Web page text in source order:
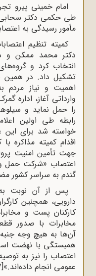
امام خمینی پیرو
طی حکمی دکتر
مأمور رسیدگی به
کمیته تنظیم
دکتر محمد ممکن‌ و
انتخاب‌ کرد و
تشکیل‌ داد. در
اهمیت‌ و نیاز مردم‌
وارداتی‌ آغاز، اداره‌
را حمل‌ نماید و
رابطه‌ طی‌ اولین‌
خواسته‌ شد برای‌ این‌
اقدام‌ کمیته‌ مذاکره‌
جهت‌ تأمین‌ امنیت
اعتصاب «شرکت‌ حمل‌
گندم‌ به‌ سراسر کشور
پس از آن نوبت به
دارویی‌، همچنین‌
کارکنان‌ پست‌ و
مخابرات‌ با صدور
آن‌ها به‌ هیچ‌ وجه‌
همبستگی‌ با نهضت‌
اعتصاب‌ را نیز به‌
عمومی‌ انجام‌ داده‌اند.»